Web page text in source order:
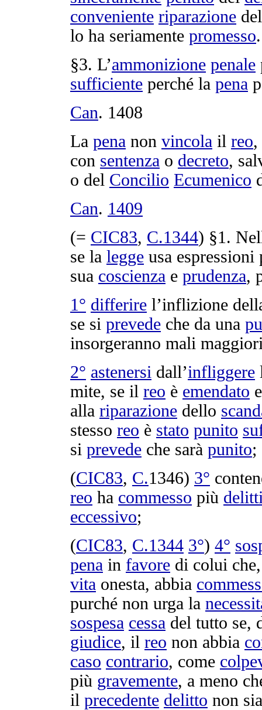
conveniente riparazione
lo ha seriamente promesso.
§3. L’ammonizione penale
sufficiente perché la pena
Can. 1408
La pena non vincola il reo,
con sentenza o decreto,
o del Concilio Ecumenico
Can. 1409
(= CIC83, C.1344) §1.
se la legge usa espressioni
sua coscienza e prudenza,
1° differire l’inflizione
se si prevede che da una
insorgeranno mali
2° astenersi dall’infliggere
mite, se il reo è emendato
alla riparazione dello
stesso reo è stato punito
si prevede che sarà punito;
(CIC83, C.1346) 3°
reo ha commesso più
eccessivo;
(CIC83, C.1344 3°) 4°
pena in favore di colui
vita onesta, abbia
purché non urga la
sospesa cessa del tutto se,
giudice, il reo non abbia
caso contrario, come
più gravemente, a meno
il precedente delitto non